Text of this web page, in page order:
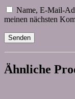
Name, E-Mail-
meinen nächsten
Ähnliche